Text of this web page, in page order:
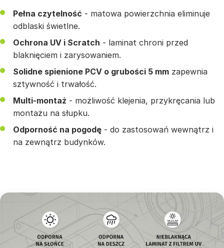
Pełna czytelność - matowa powierzchnia eliminuje
odblaski świetlne.
Ochrona UV i Scratch - laminat chroni przed
blaknięciem i zarysowaniem.
Solidne spienione PCV o grubości 5 mm zapewnia
sztywność i trwałość.
Multi-montaż - możliwość klejenia, przykręcania lub
montażu na słupku.
Odporność na pogodę - do zastosowań wewnątrz i
na zewnątrz budynków.